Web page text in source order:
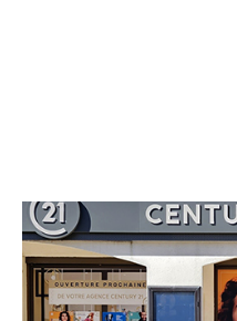
CENTURY
129